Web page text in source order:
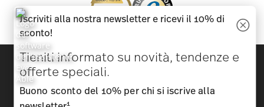
Scopri tutti i nostri brand
Bellezza e funzionalità per la tua casa
Homepage
Iscriviti alla nostra newsletter e ricevi il 10% di
sconto!
Tieniti informato su novità, tendenze e
offerte speciali.
Buono sconto del 10% per chi si iscrive alla
1